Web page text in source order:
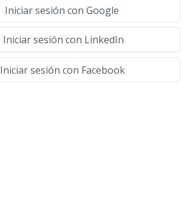
Iniciar sesión con Google
Iniciar sesión con LinkedIn
Iniciar sesión con Facebook